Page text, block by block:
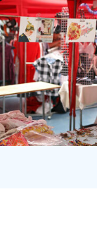
¿Cómo es
Tiendanube?
Nube para vender